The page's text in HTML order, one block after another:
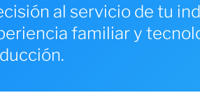
al servicio de tu
familiar y